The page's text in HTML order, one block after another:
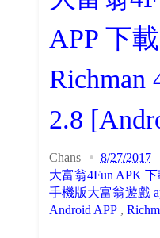
APP 下
Richman
2.8
Chans 8/27/2017
大富翁4Fun APK 下
手機版大富翁遊戲
Android APP,